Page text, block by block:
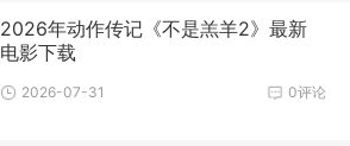
2026年动作传记《不是羔羊2》最新
电影下载
0评论
2026-07-31